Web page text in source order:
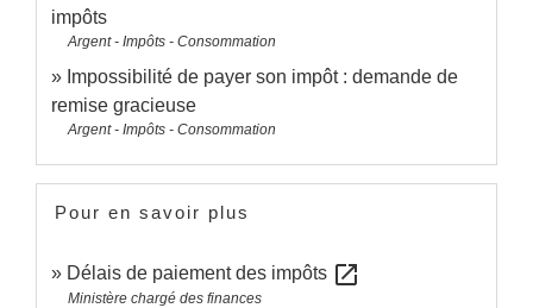
impôts
Argent - Impôts - Consommation
Impossibilité de payer son impôt : demande de
remise gracieuse
Argent - Impôts - Consommation
Pour en savoir plus
Délais de paiement des impôts open_in_new
Ministère chargé des finances